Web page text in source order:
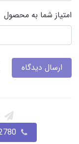
امتیاز شما به محصول
ارسال دیدگاه